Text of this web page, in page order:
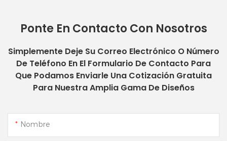
Ponte En Contacto Con Nosotros
Simplemente Deje Su Correo Electrónico O Número
De Teléfono En El Formulario De Contacto Para
Que Podamos Enviarle Una Cotización Gratuita
Para Nuestra Amplia Gama De Diseños
Nombre